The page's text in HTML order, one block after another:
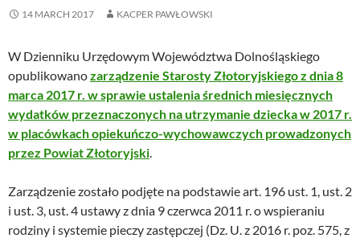
14 MARCH 2017 KACPER PAWŁOWSKI
W Dzienniku Urzędowym Województwa Dolnośląskiego
opublikowanozarządzenie Starosty Złotoryjskiego z dnia 8
marca 2017 r. w sprawie ustalenia średnich miesięcznych
wydatków przeznaczonych na utrzymanie dziecka w 2017 r.
w placówkach opiekuńczo-wychowawczych prowadzonych
przez Powiat Złotoryjski
Zarządzenie zostało podjęte na podstawie art. 196 ust. 1, ust. 2
i ust. 3, ust. 4 ustawy z dnia 9 czerwca 2011 r. o wspieraniu
rodziny i systemie pieczy zastępczej (Dz. U. z 2016 r. poz. 575, z